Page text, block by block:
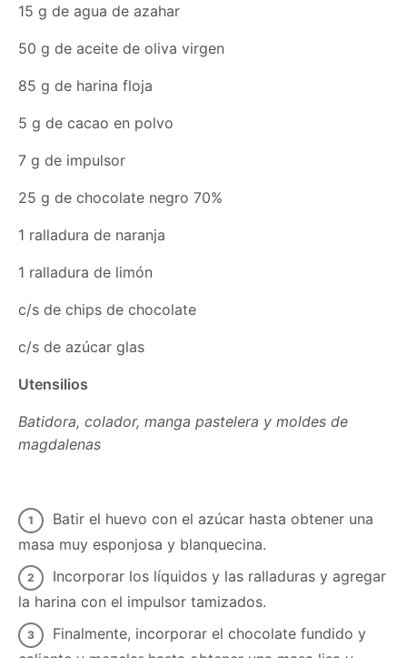
15 g de agua de azahar
50 g de aceite de oliva virgen
85 g de harina floja
5 g de cacao en polvo
7 g de impulsor
25 g de chocolate negro 70%
1 ralladura de naranja
1 ralladura de limón
c/s de chips de chocolate
c/s de azúcar glas
Utensilios
Batidora, colador, manga pastelera y moldes de
magdalenas
Batir el huevo con el azúcar hasta obtener una
masa muy esponjosa y blanquecina.
Incorporar los líquidos y las ralladuras y agregar
la harina con el impulsor tamizados.
Finalmente, incorporar el chocolate fundido y